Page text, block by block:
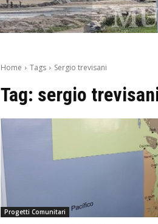
Home Tags Sergio trevisani
Tag: sergio
Progetti Comunitari